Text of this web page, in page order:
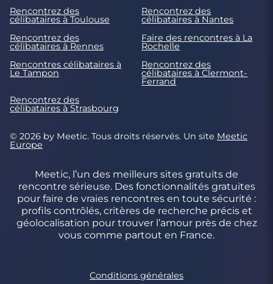
Rencontrez des
célibataires à Toulouse
Rencontrez des
célibataires à Nantes
Rencontrez des
célibataires à Rennes
Faire des rencontres à La
Rochelle
Rencontres célibataires à
Le Tampon
Rencontrez des
célibataires à Clermont-
Ferrand
Rencontrez des
célibataires à Strasbourg
© 2026 by Meetic. Tous droits réservés. Un site Meetic
Europe
Meetic, l’un des meilleurs sites gratuits de
rencontre sérieuse. Des fonctionnalités gratuites
pour faire de vraies rencontres en toute sécurité :
profils contrôlés, critères de recherche précis et
géolocalisation pour trouver l’amour près de chez
vous comme partout en France.
Conditions générales